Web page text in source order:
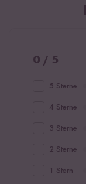
0 / 5
5 Sterne
4 Sterne
3 Sterne
2 Sterne
1 Stern